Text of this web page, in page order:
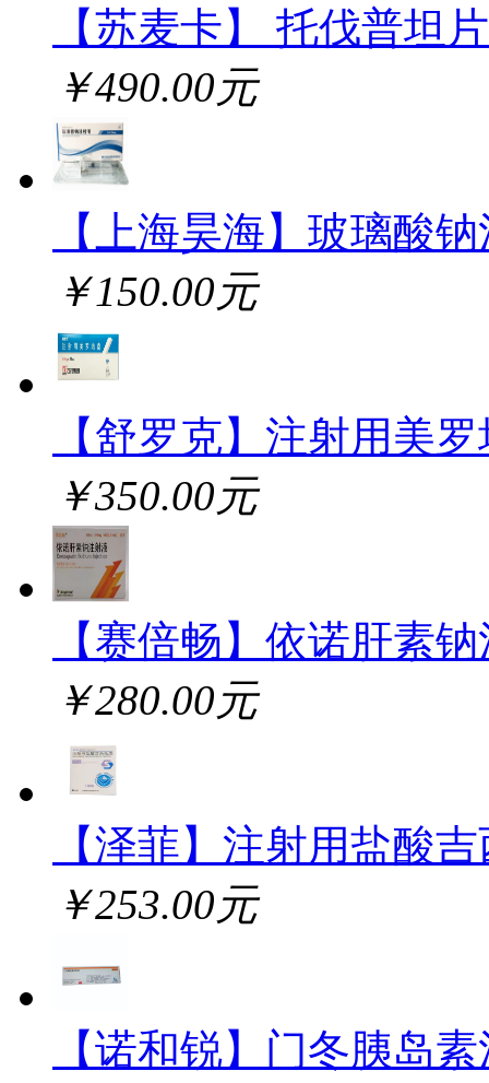
【苏麦卡】 托伐普坦片
￥490.00元
【上海昊海】玻璃酸
￥150.00元
【舒罗克】注射用美
￥350.00元
【赛倍畅】依诺肝素
￥280.00元
【泽菲】注射用盐酸
￥253.00元
【诺和锐】门冬胰岛